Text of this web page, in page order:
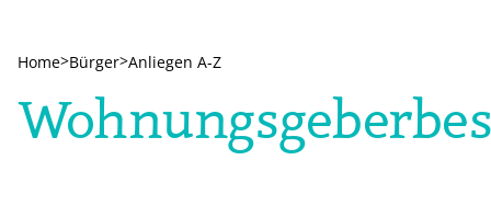
Home>Bürger>Anliegen A-Z